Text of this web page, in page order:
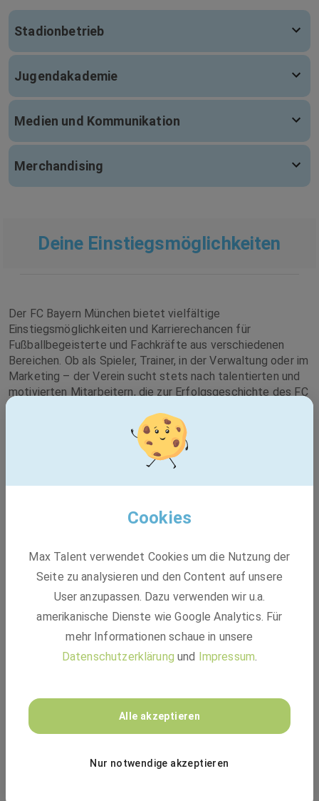
Stadionbetrieb
Jugendakademie
Medien und Kommunikation
Merchandising
Deine Einstiegsmöglichkeiten
Der FC Bayern München bietet vielfältige
Einstiegsmöglichkeiten und Karrierechancen für
Fußballbegeisterte und Fachkräfte aus verschiedenen
Bereichen. Ob als Spieler, Trainer, in der Verwaltung oder im
Marketing – der Verein sucht stets nach talentierten und
motivierten Mitarbeitern, die zur Erfolgsgeschichte des FC
Bereich gibt es zahlreiche Förderprogramme für junge
Talente, die in der Jugendakademie des Vereins
ausgebildet werden. Aber auch in anderen Bereichen bietet
der FC Bayern München attraktive Karrierechancen und
Entwicklungsmöglichkeiten. Der Verein legt großen Wert
bietet zahlreiche interne und externe
dynamischen und erfolgreichen Umfeld zu arbeiten.
Spielerkarriere
Trainerkarriere
Cookies
Max Talent verwendet Cookies um die Nutzung der
Seite zu analysieren und den Content auf unsere
User anzupassen. Dazu verwenden wir u.a.
amerikanische Dienste wie Google Analytics. Für
mehr Informationen schaue in unsere
Datenschutzerklärung und Impressum.
Alle akzeptieren
Nur notwendige akzeptieren